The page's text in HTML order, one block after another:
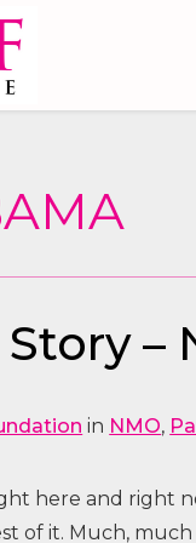
Story –
in NMO,
here and right
of it. Much,